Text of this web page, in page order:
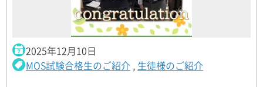
2025年12月10日
MOS試験合格生のご紹介 , 生徒様のご紹介